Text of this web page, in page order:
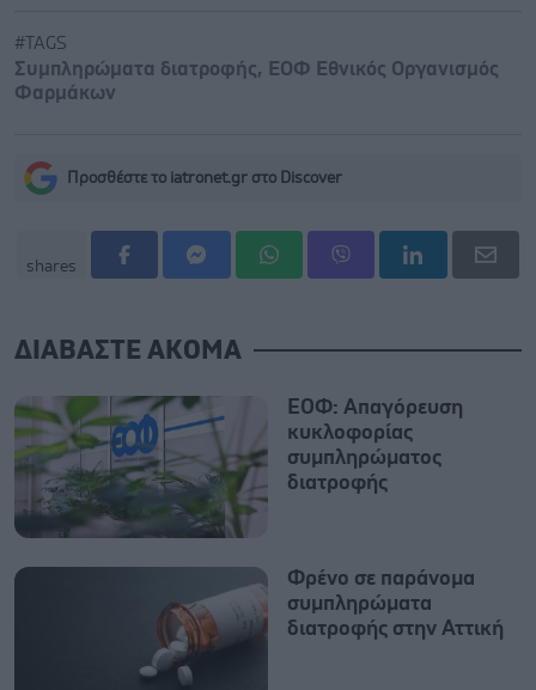
#TAGS
Συμπληρώματα διατροφής,
ΕΟΦ Εθνικός Οργανισμός
Φαρμάκων
Προσθέστε το iatronet.gr στο Discover
shares
ΔΙΑΒΑΣΤΕ ΑΚΟΜΑ
ΕΟΦ: Απαγόρευση
κυκλοφορίας
συμπληρώματος
διατροφής
Φρένο σε παράνομα
συμπληρώματα
διατροφής στην Αττική